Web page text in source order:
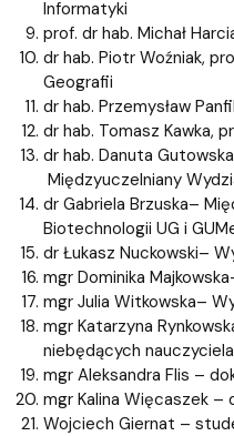
Informatyki
prof. dr hab. Michał
dr hab. Piotr Woźniak,
Geografii
dr hab. Przemysław
dr hab. Tomasz Kawka,
dr hab. Danuta
Międzyuczelniany
dr Gabriela Brzuska–
Biotechnologii UG i
dr Łukasz Nuckowski–
mgr Dominika
mgr Julia Witkowska–
mgr Katarzyna
niebędących
mgr Aleksandra Flis –
mgr Kalina Więcaszek –
Wojciech Giernat –